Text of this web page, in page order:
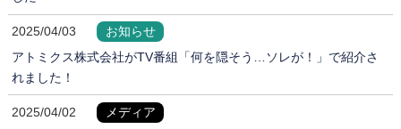
2025/04/03
お知らせ
アトミクス株式会社がTV番組「何を隠そう…ソレが！」で紹介さ
れました！
2025/04/02
メディア